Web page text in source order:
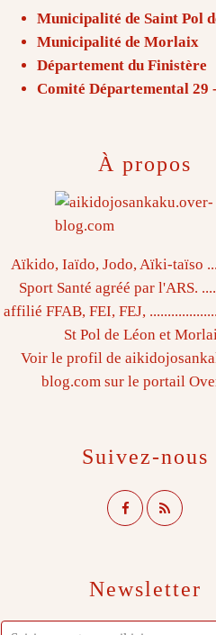
Newsletter
Suivez-nous
À propos
Aïkido, Iaïdo, Jodo, Aïki-taïso
Sport Santé agréé par l'ARS.
affilié FFAB, FEI, FEJ,
St Pol de Léon et
Voir le profil de
blog.comsur le portail
Municipalité de Saint Pol
Municipalité de Morlaix
Département du Finistère
Comité Départemental 29